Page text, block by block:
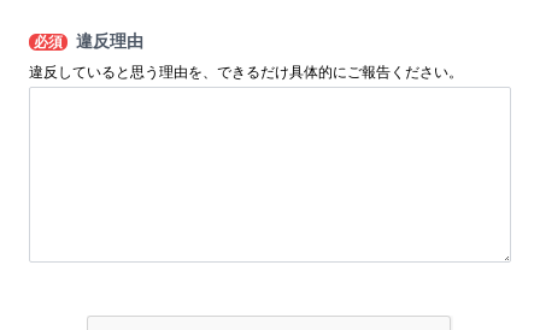
必須 違反理由
違反していると思う理由を、できるだけ具体的にご報告ください。